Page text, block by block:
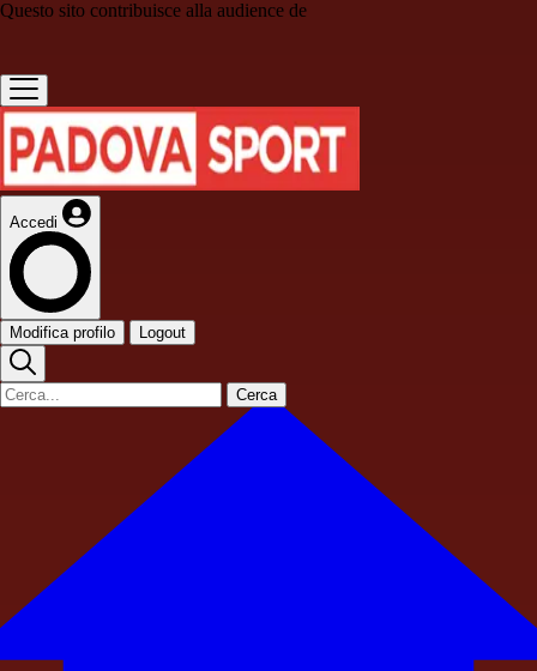
Questo sito contribuisce alla audience de
Accedi
Modifica profilo Logout
Cerca